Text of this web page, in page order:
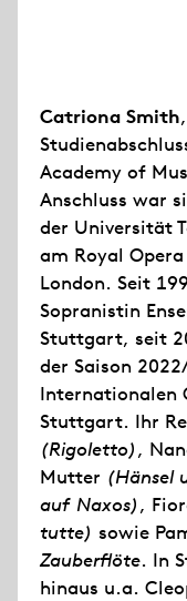
Catriona Smith
Academy of
Anschluss war
der Universität
am Royal
London. Seit
Sopranistin
Stuttgart, seit
der Saison
Internationalen
Stuttgart. Ihr
(Rigoletto),
Mutter (Hänsel
auf Naxos),
tutte) sowie
Zauberflöte. In
hinaus u.a.